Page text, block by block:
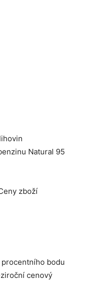
Natural 95
zboží
bodu
cenový